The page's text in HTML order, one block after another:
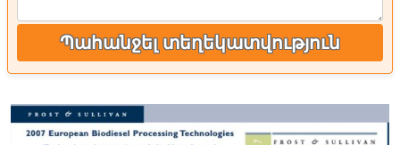
Պահանջել տեղեկատվություն